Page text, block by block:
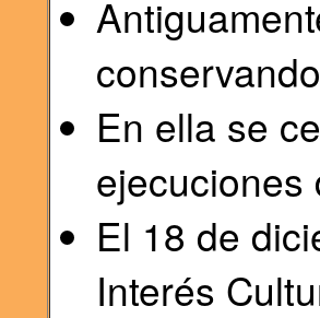
En ella se
ejecuciones
El 18 de
Interés